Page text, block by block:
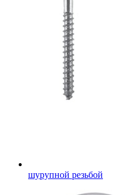
шурупной резьбой